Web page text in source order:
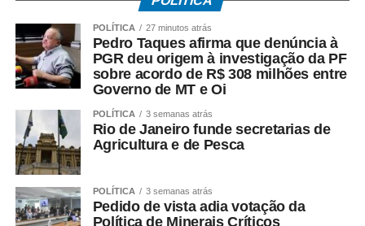
Quebrada. A cozinha
show nós vamos
receber chefes locais,
chefs convidados de
fora, vamos ter
degustação de vinhos,
de destilados e muita
música ao vivo.”
POLÍTICA 27 minutos atrás
Pedro Taques afirma que denúncia à
PGR deu origem à investigação da PF
sobre acordo de R$ 308 milhões entre
Governo de MT e Oi
POLÍTICA 3 semanas atrás
Rio de Janeiro funde secretarias de
Agricultura e de Pesca
POLÍTICA 3 semanas atrás
Pedido de vista adia votação da
Política de Minerais Críticos